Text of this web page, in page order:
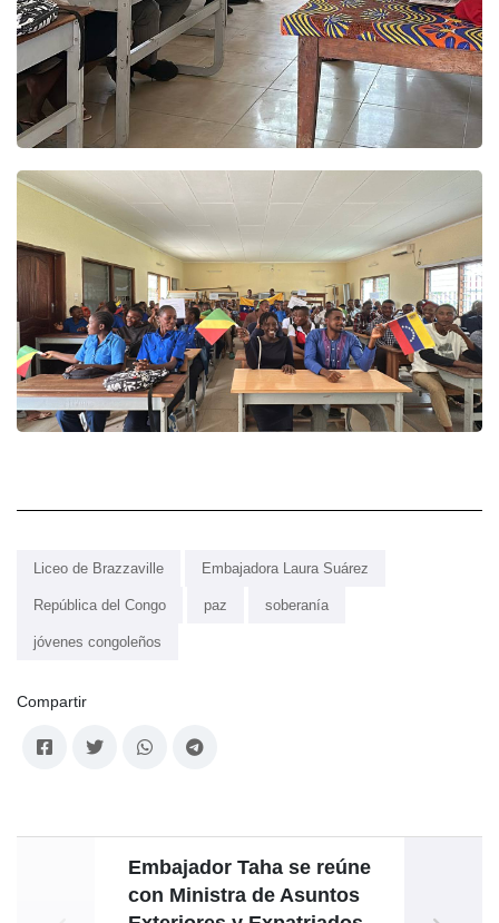
Liceo de Brazzaville Embajadora Laura Suárez
República del Congo paz soberanía
jóvenes congoleños
Compartir
Embajador Taha se reúne
con Ministra de Asuntos